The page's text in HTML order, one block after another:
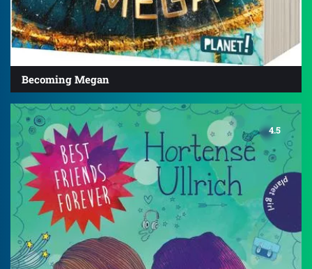
Becoming Megan
4.5